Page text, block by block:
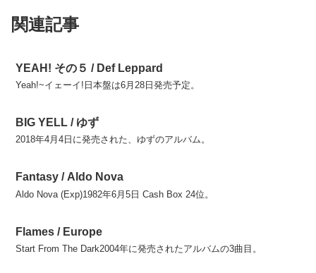
関連記事
YEAH! その５ / Def Leppard
Yeah!~イェーイ!日本盤は6月28日発売予定。
BIG YELL / ゆず
2018年4月4日に発売された、ゆずのアルバム。
Fantasy / Aldo Nova
Aldo Nova (Exp)1982年6月5日 Cash Box 24位。
Flames / Europe
Start From The Dark2004年に発売されたアルバムの3曲目。